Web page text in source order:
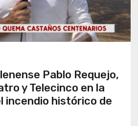
Pablo Requejo,
y Telecinco en la
incendio histórico de